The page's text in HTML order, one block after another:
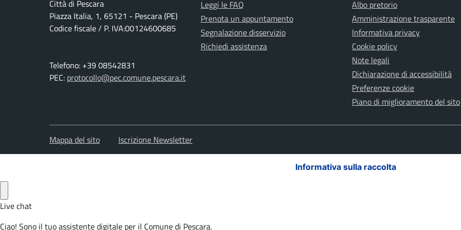
Città di Pescara
Piazza Italia, 1, 65121 - Pescara (PE)
Codice fiscale / P. IVA:00124600685
Telefono: +39 08542831
PEC: protocollo@pec.comune.pescara.it
Leggi le FAQ
Prenota un appuntamento
Segnalazione disservizio
Richiedi assistenza
Albo pretorio
Amministrazione trasparente
Informativa privacy
Cookie policy
Note legali
Dichiarazione di accessibilità
Preferenze cookie
Piano di miglioramento del sito
Mappa del sito Iscrizione Newsletter
Informativa sulla raccolta